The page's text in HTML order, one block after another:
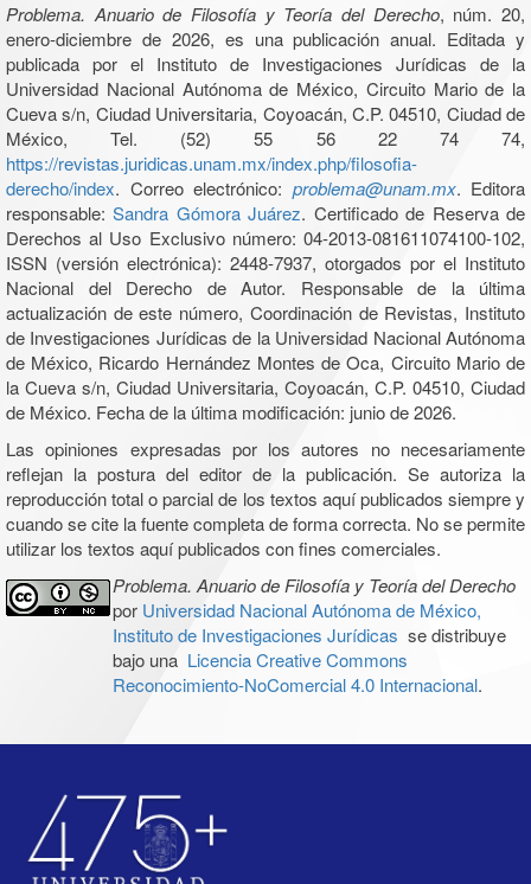
Problema. Anuario de Filosofía y Teoría del Derecho, núm. 20,
enero-diciembre de 2026, es una publicación anual. Editada y
publicada por el Instituto de Investigaciones Jurídicas de la
Universidad Nacional Autónoma de México, Circuito Mario de la
Cueva s/n, Ciudad Universitaria, Coyoacán, C.P. 04510, Ciudad de
México, Tel. (52) 55 56 22 74 74,
https://revistas.juridicas.unam.mx/index.php/filosofia-
derecho/index. Correo electrónico: problema@unam.mx. Editora
responsable:Sandra Gómora Juárez. Certificado de Reserva de
Derechos al Uso Exclusivo número: 04-2013-081611074100-102,
ISSN (versión electrónica): 2448-7937, otorgados por el Instituto
Nacional del Derecho de Autor. Responsable de la última
actualización de este número, Coordinación de Revistas, Instituto
de Investigaciones Jurídicas de la Universidad Nacional Autónoma
de México, Ricardo Hernández Montes de Oca, Circuito Mario de
la Cueva s/n, Ciudad Universitaria, Coyoacán, C.P. 04510, Ciudad
de México. Fecha de la última modificación: junio de 2026.
Las opiniones expresadas por los autores no necesariamente
reflejan la postura del editor de la publicación. Se autoriza la
reproducción total o parcial de los textos aquí publicados siempre y
cuando se cite la fuente completa de forma correcta. No se permite
utilizar los textos aquí publicados con fines comerciales.
Problema. Anuario de Filosofía y Teoría del Derecho
por Universidad Nacional Autónoma de México,
Instituto de Investigaciones Jurídicas se distribuye
bajo una Licencia Creative Commons
Reconocimiento-NoComercial 4.0 Internacional.